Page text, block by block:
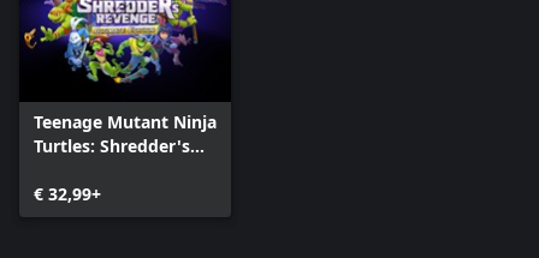
Teenage Mutant Ninja
Turtles: Shredder's
Edition
€ 32,99+